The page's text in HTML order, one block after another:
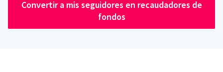
Convertir a mis seguidores en recaudadores de
fondos